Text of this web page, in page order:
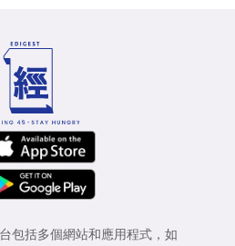
包括多個網站和應用程式，如